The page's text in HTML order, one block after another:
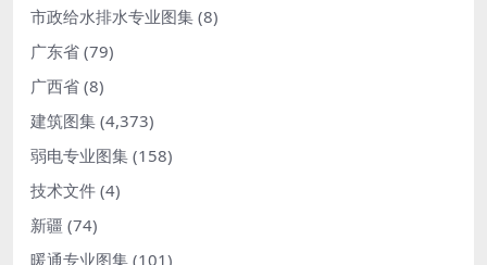
市政给水排水专业图集 (8)
广东省 (79)
广西省 (8)
建筑图集 (4,373)
弱电专业图集 (158)
技术文件 (4)
新疆 (74)
暖通专业图集 (101)